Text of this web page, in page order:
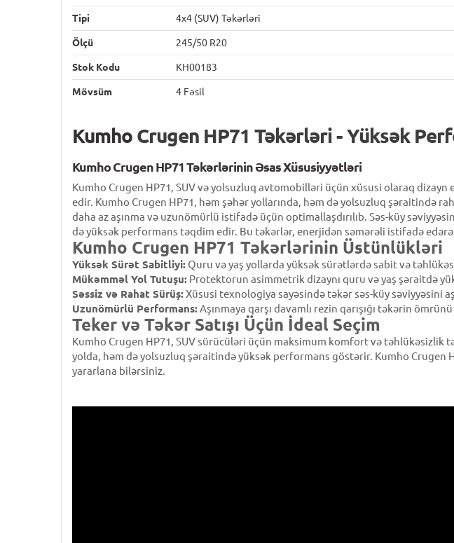
Tipi 4x4 (SUV) Təkərləri
Ölçü 245/50 R20
Stok Kodu KH00183
Mövsüm 4 Fəsil
Kumho Crugen HP71 Təkərləri - Yüksək
Kumho Crugen HP71 Təkərlərinin Əsas Xüsusiyyətləri
Kumho Crugen HP71, SUV və yolsuzluq avtomobilləri üçün xüsusi olaraq
edir. Kumho Crugen HP71, həm şəhər yollarında, həm də yolsuzluq şəraitində
daha az aşınma və uzunömürlü istifadə üçün optimallaşdırılıb. Səs-küy
də yüksək performans təqdim edir. Bu təkərlər, enerjidən səmərəli istifadə
Kumho Crugen HP71 Təkərlərinin Üstünlükləri
Yüksək Sürət Sabitliyi: Quru və yaş yollarda yüksək sürətlərdə sabit və
Mükəmməl Yol Tutuşu: Protektorun asimmetrik dizaynı quru və yaş şəraitdə
Səssiz və Rahat Sürüş:Xüsusi texnologiya sayəsində təkər səs-küy səviyyəsini
Uzunömürlü Performans:Aşınmaya qarşı davamlı rezin qarışığı təkərin ömrünü
Teker və Təkər Satışı Üçün İdeal Seçim
Kumho Crugen HP71, SUV sürücüləri üçün maksimum komfort və təhlükəsizlik
yolda, həm də yolsuzluq şəraitində yüksək performans göstərir. Kumho Crugen
yararlana bilərsiniz.